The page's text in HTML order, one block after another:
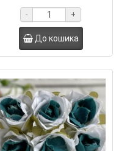
- +
До кошика